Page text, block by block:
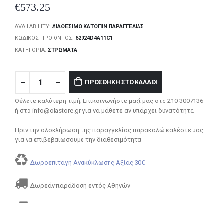
€573.25
AVAILABILITY:ΔΙΑΘΈΣΙΜΟ ΚΑΤΌΠΙΝ ΠΑΡΑΓΓΕΛΊΑΣ
ΚΩΔΙΚΌΣ ΠΡΟΪΌΝΤΟΣ: 62924D4A11C1
ΚΑΤΗΓΟΡΊΑ: ΣΤΡΏΜΑΤΑ
ΠΡΟΣΘΉΚΗ ΣΤΟ ΚΑΛΆΘΙ
Θέλετε καλύτερη τιμή; Επικοινωνήστε μαζί μας στο 210 3007136
ή στο info@olastore.gr για να μάθετε αν υπάρχει δυνατότητα
Πριν την ολοκλήρωση της παραγγελίας παρακαλώ καλέστε μας
για να επιβεβαίωσουμε την διαθεσιμότητα
Δωροεπιταγή Ανακύκλωσης Αξίας 30€
Δωρεάν παράδοση εντός Αθηνών